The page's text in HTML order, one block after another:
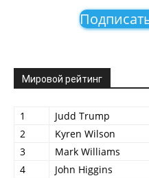
Мировой рейтинг
1 Judd Trump
2
Kyren Wilson
3
Mark Williams
4
John Higgins